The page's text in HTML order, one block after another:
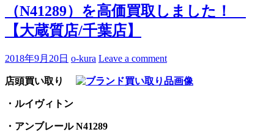
（N41289）を高価買取しました！
【大蔵質店/千葉店】
2018年9月20日 o-kura Leave a comment
店頭買い取り
・ルイヴィトン
・アンブレール N41289